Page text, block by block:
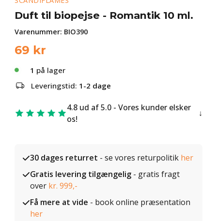
Duft til biopejse - Romantik 10 ml.
Varenummer: BIO390
69 kr
1 på lager
Leveringstid: 1-2 dage
4.8 ud af 5.0 - Vores kunder elsker
os!
30 dages returret - se vores returpolitik her
Gratis levering tilgængelig - gratis fragt
over kr. 999,-
Få mere at vide - book online præsentation
her